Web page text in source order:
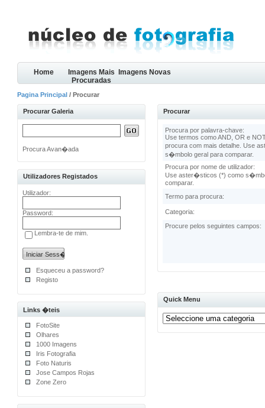
Home
Imagens Mais
Procuradas
Imagens Novas
Pagina Principal / Procurar
Procurar Galeria
Procura Avan�ada
Utilizadores Registados
Utilizador:
Password:
Lembra-te de mim.
Esqueceu a password?
Registo
Links �teis
FotoSite
Olhares
1000 Imagens
Iris Fotografia
Foto Naturis
Jose Campos Rojas
Zone Zero
Procurar
Procura por palavra-chave:
Use termos como AND, OR e
procura com mais detalhe. Use
s�mbolo geral para comparar.
Procura por nome de utilizador:
Use aster�sticos (*) como
comparar.
Termo para procura:
Categoria:
Procure pelos seguintes campos:
Quick Menu